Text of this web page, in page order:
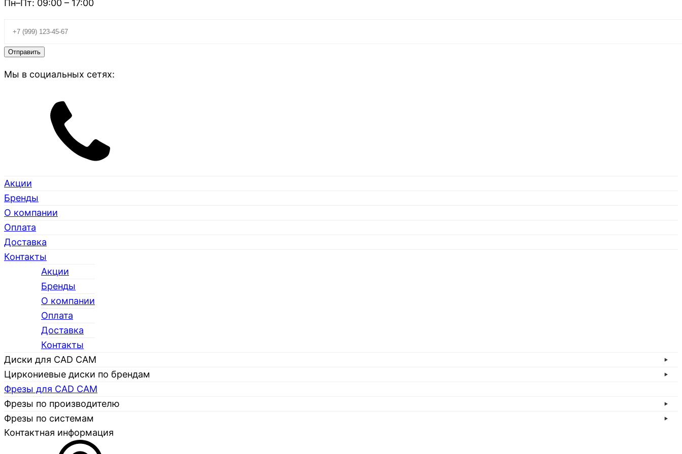
Пн–Пт: 09:00 – 17:00
Мы в социальных сетях:
Акции
Бренды
О компании
Оплата
Доставка
Контакты
Акции
Бренды
О компании
Оплата
Доставка
Контакты
Диски для CAD CAM
Циркониевые диски по брендам
Фрезы для CAD CAM
Фрезы по производителю
Фрезы по системам
Контактная информация